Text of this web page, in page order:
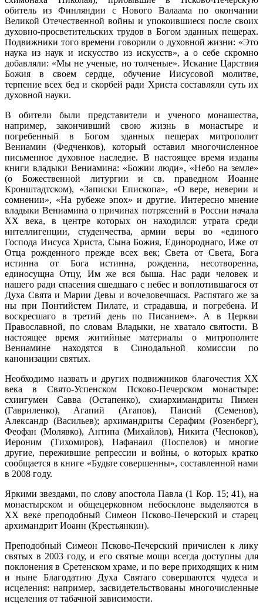
обитель из Финляндии с Нового Валаама по окончании
Великой Отечественной войны и упокоившиеся после своих
духовно-просветительских трудов в Богом зданных пещерах.
Подвижники того времени говорили о духовной жизни: «Это
наука из наук и искусство из искусств», а о себе скромно
добавляли: «Мы не ученые, но толченые». Искание Царствия
Божия в своем сердце, обучение Иисусовой молитве,
терпение всех бед и скорбей ради Христа составляли суть их
духовной науки.
В обители были представители и ученого монашества,
например, закончивший свою жизнь в монастыре и
погребенный в Богом зданных пещерах митрополит
Вениамин (Федченков), который оставил многочисленное
письменное духовное наследие. В настоящее время изданы
книги владыки Вениамина: «Божии люди», «Небо на земле»
(о Божественной литургии и св. праведном Иоанне
Кронштадтском), «Записки Епископа», «О вере, неверии и
сомнении», «На рубеже эпох» и другие. Интересно мнение
владыки Вениамина о причинах потрясений в России начала
XX века, в центре которых он находился: утрата среди
интеллигенции, студенчества, армии веры во «единого
Господа Иисуса Христа, Сына Божия, Единороднаго, Иже от
Отца рожденного прежде всех век; Света от Света, Бога
истинна от Бога истинна, рожденна, несотворенна,
единосущна Отцу, Им же вся быша. Нас ради человек и
нашего ради спасения сшедшаго с небес и воплотившагося от
Духа Свята и Марии Девы и вочеловечшася. Распятаго же за
ны при Понтийстем Пилате, и страдавша, и погребена. И
воскресшаго в третий день по Писанием». А в Церкви
Православной, по словам Владыки, не хватало святости. В
настоящее время житийные материалы о митрополите
Вениамине находятся в Синодальной комиссии по
канонизации святых.
Необходимо назвать и других подвижников благочестия XX
века в Свято-Успенском Псково-Печерском монастыре:
схиигумен Савва (Остапенко), схиархимандриты Пимен
(Гавриленко), Агапий (Агапов), Паисий (Семенов),
Александр (Васильев); архимандриты Серафим (Розенберг),
Феофан (Молявко), Антипа (Михайлов), Никита (Чесноков),
Иероним (Тихомиров), Нафанаил (Поспелов) и многие
другие, пережившие репрессии и войны, о которых кратко
сообщается в книге «Будьте совершенны», составленной нами
в 2008 году.
Яркими звездами, по слову апостола Павла (1 Кор. 15; 41), на
монастырском и общецерковном небосклоне выделяются в
XX веке преподобный Симеон Псково-Печерский и старец
архимандрит Иоанн (Крестьянкин).
Преподобный Симеон Псково-Печерский причислен к лику
святых в 2003 году, и его святые мощи всегда доступны для
поклонения в Сретенском храме, и по вере приходящих к ним
и ныне Благодатию Духа Святаго совершаются чудеса и
исцеления: например, засвидетельствованы многочисленные
исцеления от табачной зависимости.